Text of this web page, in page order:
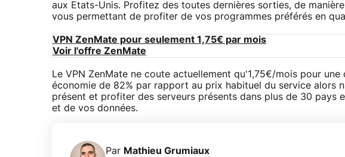
aux Etats-Unis. Profitez des toutes dernières sorties, de
vous permettant de profiter de vos programmes préférés en
VPN ZenMate pour seulement 1,75€ par mois
Voir l'offre ZenMate
Le VPN ZenMate ne coute actuellement qu'1,75€/mois pour
économie de 82% par rapport au prix habituel du service alors
présent et profiter des serveurs présents dans plus de 30 pays
et de vos données.
Par Mathieu Grumiaux